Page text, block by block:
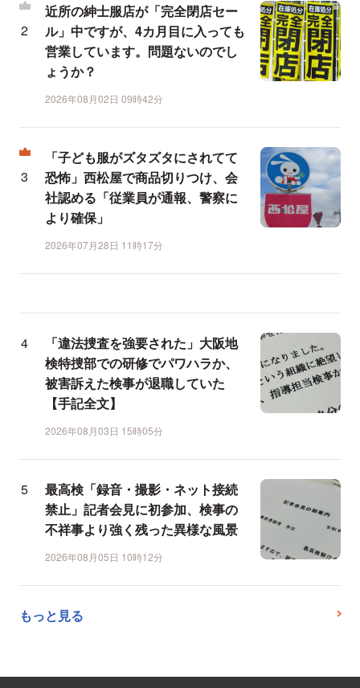
近所の紳士服店が「完全閉店セー
ル」中ですが、4カ月目に入っても
営業しています。問題ないのでし
ょうか？
2026年08月02日 09時42分
「子ども服がズタズタにされてて
恐怖」西松屋で商品切りつけ、会
社認める「従業員が通報、警察に
より確保」
2026年07月28日 11時17分
「違法捜査を強要された」大阪地
検特捜部での研修でパワハラか、
被害訴えた検事が退職していた
【手記全文】
2026年08月03日 15時05分
最高検「録音・撮影・ネット接続
禁止」記者会見に初参加、検事の
不祥事より強く残った異様な風景
2026年08月05日 10時12分
もっと見る